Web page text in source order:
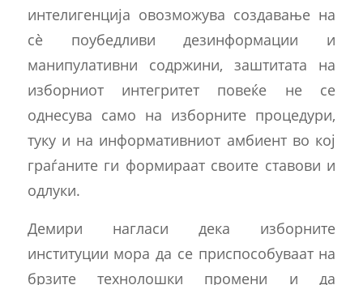
интелигенција овозможува создавање на
сè поубедливи дезинформации и
манипулативни содржини, заштитата на
изборниот интегритет повеќе не се
однесува само на изборните процедури,
туку и на информативниот амбиент во кој
граѓаните ги формираат своите ставови и
одлуки.
Демири нагласи дека изборните
институции мора да се приспособуваат на
брзите технолошки промени и да